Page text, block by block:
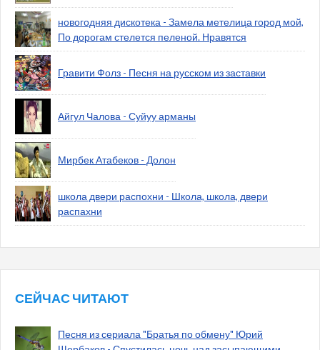
новогодняя дискотека - Замела метелица город мой,
По дорогам стелется пеленой. Нравятся
Гравити Фолз - Песня на русском из заставки
Айгул Чалова - Суйуу арманы
Мирбек Атабеков - Долон
школа двери распохни - Школа, школа, двери
распахни
СЕЙЧАС ЧИТАЮТ
Песня из сериала "Братья по обмену" Юрий